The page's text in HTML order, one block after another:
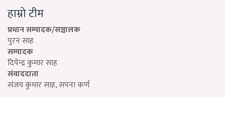
हाम्रो टीम
प्रधान सम्पादक/सञ्चालक
पुरन साह
सम्पादक
दिपेन्द्र कुमार साह
संवाददाता
संजय कुमार साह, सपना कर्ण